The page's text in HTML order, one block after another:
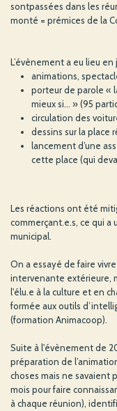
sontpassées dans les
monté = prémices de la
L’évènement a eu lieu en
animations,
porteur de parole «
mieux si... » (95
circulation des
dessins sur la place
lancement d’une
cette place (qui
Les réactions ont été
commerçant.e.s, ce qui a
municipal.
On a essayé de faire
intervenante extérieure,
l'élu.e à la culture et en
formée aux outils
(formation Animacoop).
Suite à l'évènement de
préparation de
choses mais ne savaient
mois pour faire
à chaque réunion),